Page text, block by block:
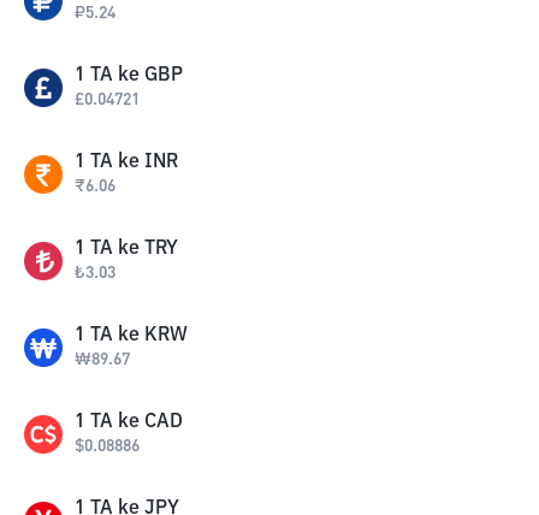
₽5.24
1 TA ke GBP
£0.04721
1 TA ke INR
₹6.06
1 TA ke TRY
₺3.03
1 TA ke KRW
₩89.67
1 TA ke CAD
$0.08886
1 TA ke JPY